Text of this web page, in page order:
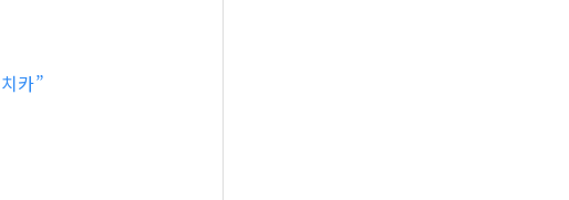
카”